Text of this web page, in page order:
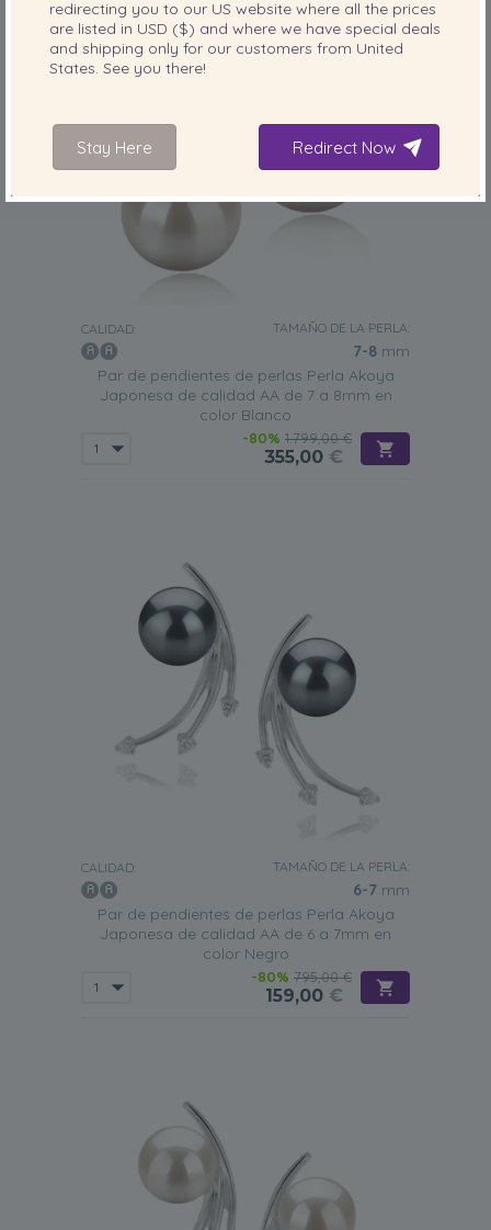
CALIDAD: TAMAÑO DE LA PERLA:
7-8 mm
Par de pendientes de perlas Perla Akoya
Japonesa de calidad AA de 7 a 8mm en
color Blanco
-80% 1.799,00 €
355,00 €
CALIDAD: TAMAÑO DE LA PERLA:
6-7 mm
Par de pendientes de perlas Perla Akoya
Japonesa de calidad AA de 6 a 7mm en
color Negro
-80% 795,00 €
159,00 €
redirecting you to our US website where all the prices
are listed in USD ($) and where we have special deals
and shipping only for our customers from United
States. See you there!
Stay Here Redirect Now